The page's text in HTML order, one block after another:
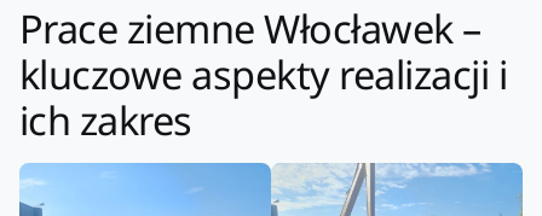
Prace ziemne Włocławek –
kluczowe aspekty realizacji i
ich zakres